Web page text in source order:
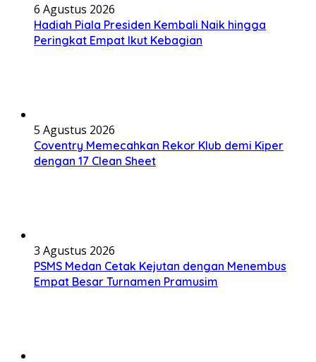
6 Agustus 2026
Hadiah Piala Presiden Kembali Naik hingga
Peringkat Empat Ikut Kebagian
5 Agustus 2026
Coventry Memecahkan Rekor Klub demi Kiper
dengan 17 Clean Sheet
3 Agustus 2026
PSMS Medan Cetak Kejutan dengan Menembus
Empat Besar Turnamen Pramusim